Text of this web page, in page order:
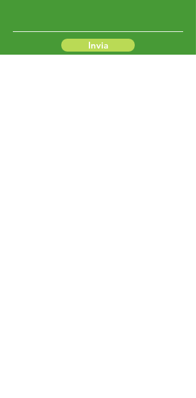
Invia